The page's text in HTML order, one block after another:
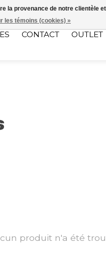
CONTACT OUTLET
produit n'a été
provenance de notre clientèle
les témoins (cookies) »